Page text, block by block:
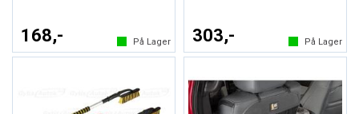
168,- På Lager 303,- På Lager